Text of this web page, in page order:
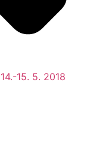
15. 5. 2018